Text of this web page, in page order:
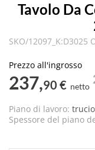
Tavolo Da
SKO/12097_K:D3025
Prezzo all'ingrosso
237,90 € netto
Piano di lavoro:
Spessore del piano